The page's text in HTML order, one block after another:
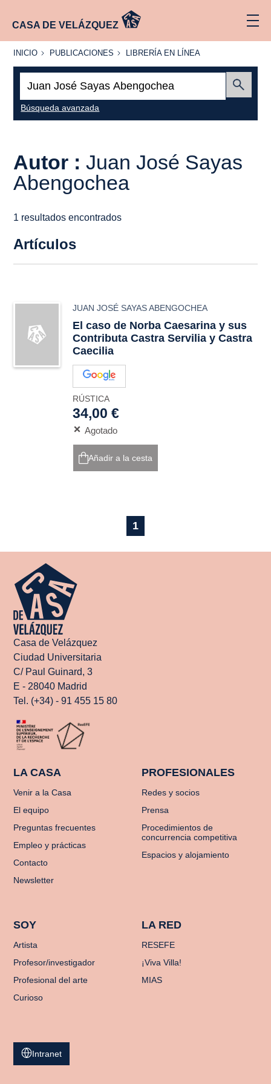
CASA DE VELÁZQUEZ
INICIO
INICIO PUBLICACIONES
PUBLICACIONES
LIBRERÍA
LÍNEA
LIBRERÍA EN LÍNEA
Búsqueda avanzada
Autor :Juan José Sayas
Abengochea
1 resultados encontrados
Artículos
JUAN JOSÉ SAYAS ABENGOCHEA
El caso de Norba Caesarina y sus
Contributa Castra Servilia y Castra
Caecilia
RÚSTICA
34,00 €
Agotado
Añadir a la cesta
1
Casa de Velázquez
Ciudad Universitaria
C/ Paul Guinard, 3
E - 28040 Madrid
Tel. (+34) - 91 455 15 80
LA CASA
Venir a la Casa
El equipo
Preguntas frecuentes
Empleo y prácticas
Contacto
Newsletter
PROFESIONALES
Redes y socios
Prensa
Procedimientos de
concurrencia competitiva
Espacios y alojamiento
SOY
Artista
Profesor/investigador
Profesional del arte
Curioso
LA RED
RESEFE
¡Viva Villa!
MIAS
Intranet